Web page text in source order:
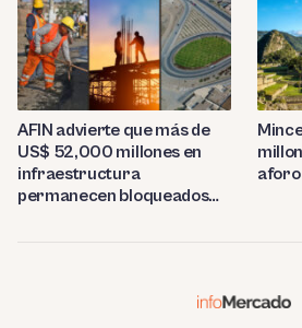
AFIN advierte que más de
US$ 52,000 millones en
infraestructura
permanecen bloqueados
aforo